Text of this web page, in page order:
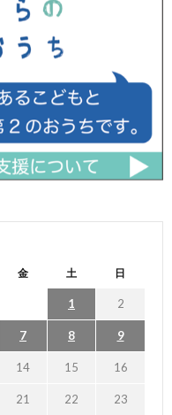
金 土 日
1 2
7 8 9
14 15 16
21 22 23